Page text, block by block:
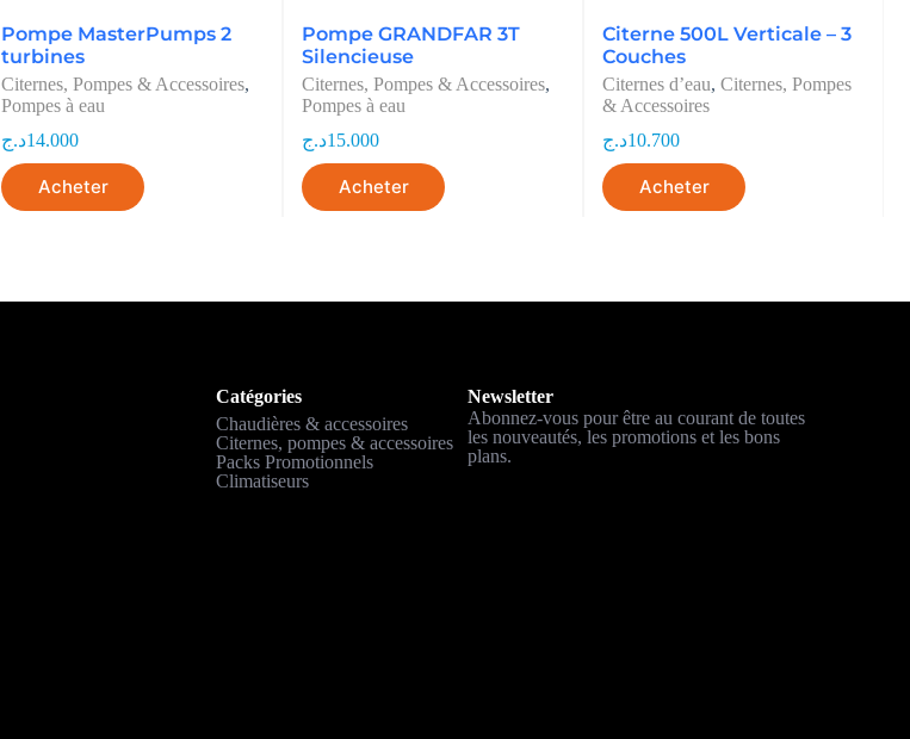
Pompe MasterPumps 2
turbines
Citernes, Pompes & Accessoires,
Pompes à eau
14.000د.ج
Acheter
Pompe GRANDFAR 3T
Silencieuse
Citernes, Pompes & Accessoires,
Pompes à eau
15.000د.ج
Acheter
Citerne 500L Verticale – 3
Couches
Citernes d’eau, Citernes, Pompes
& Accessoires
10.700د.ج
Acheter
Catégories
Chaudières & accessoires
Citernes, pompes & accessoires
Packs Promotionnels
Climatiseurs
Newsletter
Abonnez-vous pour être au courant de toutes
les nouveautés, les promotions et les bons
plans.